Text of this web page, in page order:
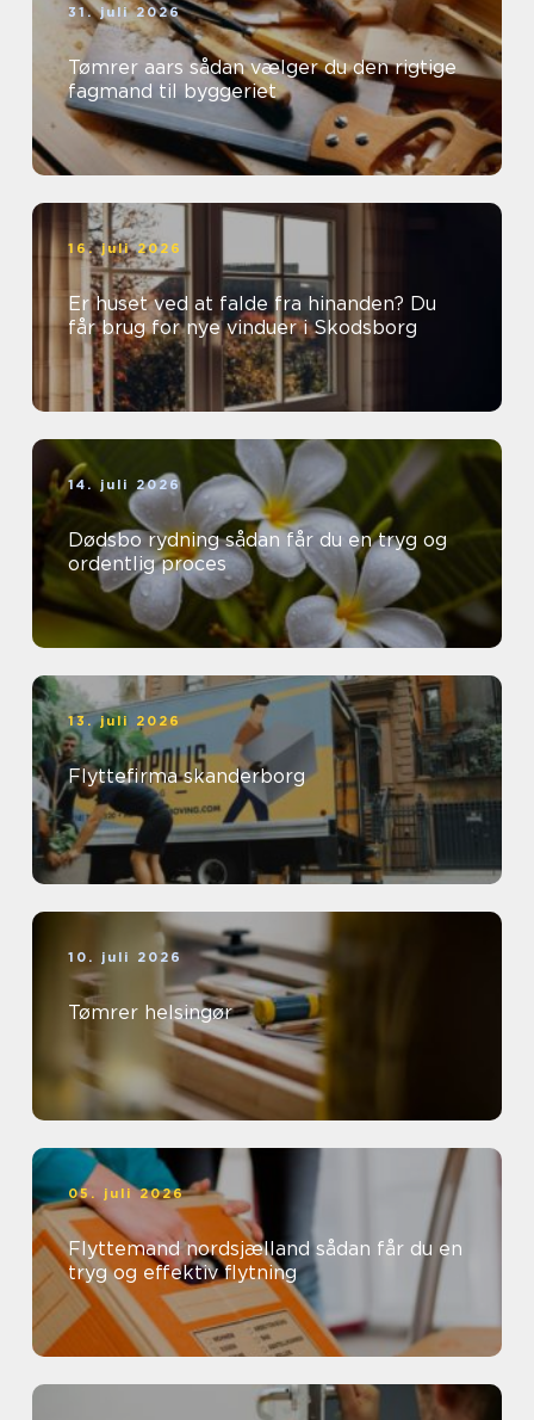
31. juli 2026
Tømrer aars sådan vælger du den rigtige
fagmand til byggeriet
16. juli 2026
Er huset ved at falde fra hinanden? Du
får brug for nye vinduer i Skodsborg
14. juli 2026
Dødsbo rydning sådan får du en tryg og
ordentlig proces
13. juli 2026
Flyttefirma skanderborg
10. juli 2026
Tømrer helsingør
05. juli 2026
Flyttemand nordsjælland sådan får du en
tryg og effektiv flytning